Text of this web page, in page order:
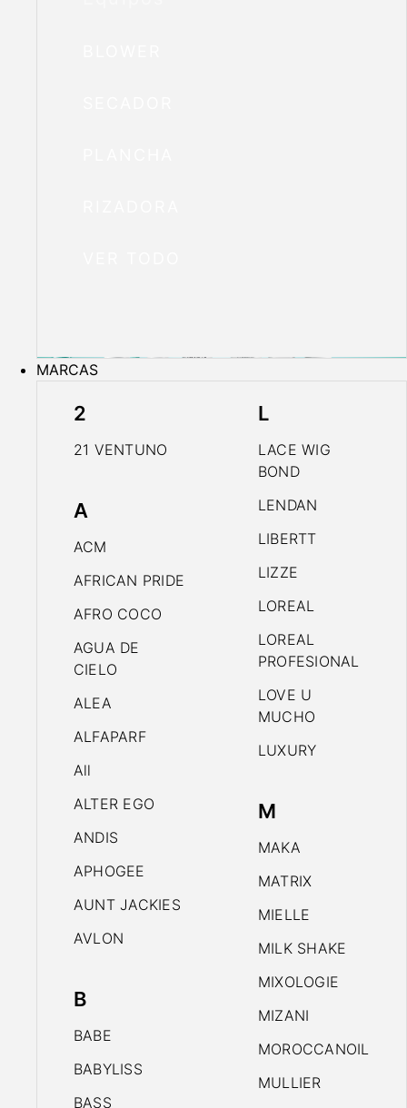
MARCAS
2
21 VENTUNO
A
ACM
AFRICAN PRIDE
AFRO COCO
AGUA DE
CIELO
ALEA
ALFAPARF
All
ALTER EGO
ANDIS
APHOGEE
AUNT JACKIES
AVLON
B
BABE
BABYLISS
BASS
L
LACE WIG
BOND
LENDAN
LIBERTT
LIZZE
LOREAL
LOREAL
PROFESIONAL
LOVE U
MUCHO
LUXURY
M
MAKA
MATRIX
MIELLE
MILK SHAKE
MIXOLOGIE
MIZANI
MOROCCANOIL
MULLIER